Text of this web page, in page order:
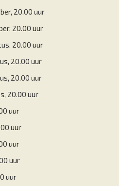
20.00 uur
20.00 uur
20.00 uur
20.00 uur
20.00 uur
20.00 uur
uur
uur
uur
uur
uur